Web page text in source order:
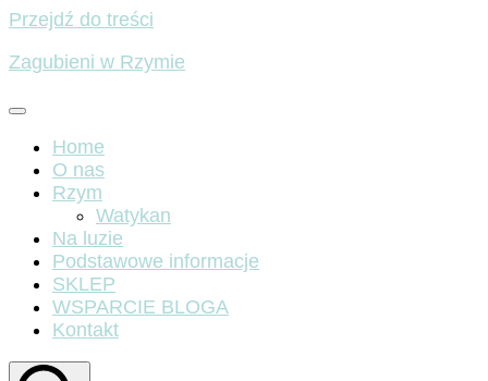
Przejdź do treści
Zagubieni w Rzymie
Home
O nas
Rzym
Watykan
Na luzie
Podstawowe informacje
SKLEP
WSPARCIE BLOGA
Kontakt